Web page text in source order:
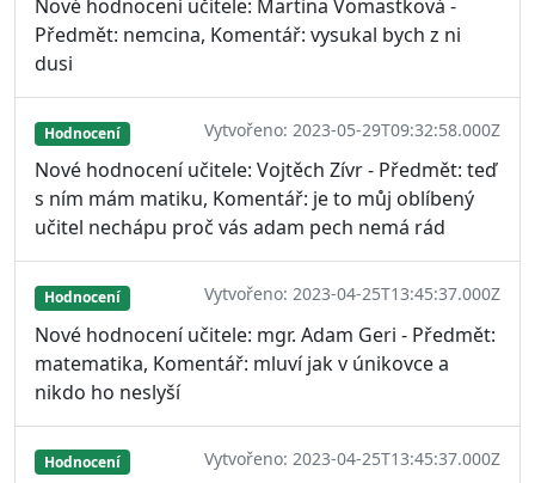
Nové hodnocení učitele: Martina Vomastková -
Předmět: nemcina, Komentář: vysukal bych z ni
dusi
Hodnocení Vytvořeno: 2023-05-29T09:32:58.000Z
Nové hodnocení učitele: Vojtěch Zívr - Předmět: teď
s ním mám matiku, Komentář: je to můj oblíbený
učitel nechápu proč vás adam pech nemá rád
Hodnocení Vytvořeno: 2023-04-25T13:45:37.000Z
Nové hodnocení učitele: mgr. Adam Geri - Předmět:
matematika, Komentář: mluví jak v únikovce a
nikdo ho neslyší
Hodnocení Vytvořeno: 2023-04-25T13:45:37.000Z